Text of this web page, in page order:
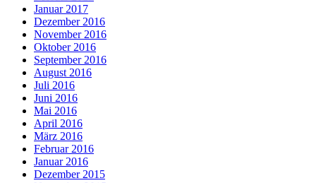
Januar 2017
Dezember 2016
November 2016
Oktober 2016
September 2016
August 2016
Juli 2016
Juni 2016
Mai 2016
April 2016
März 2016
Februar 2016
Januar 2016
Dezember 2015